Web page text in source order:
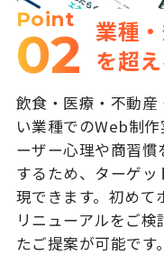
Point
02 業種
を超
飲食・医療・不動
い業種でのWeb制
ーザー心理や商習
するため、ターゲ
現できます。初めて
リニューアルをご
たご提案が可能です。